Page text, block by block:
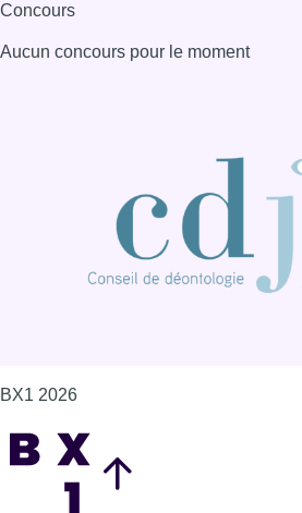
Concours
Aucun concours pour le moment
BX1 2026